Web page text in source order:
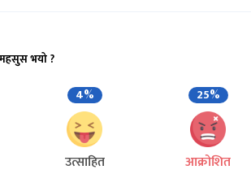
भयो ?
4%
उत्साहित
25%
आक्रोशित